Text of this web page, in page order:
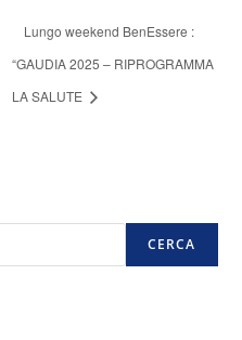
Lungo weekend BenEssere :
“GAUDIA 2025 – RIPROGRAMMA
LA SALUTE
CERCA